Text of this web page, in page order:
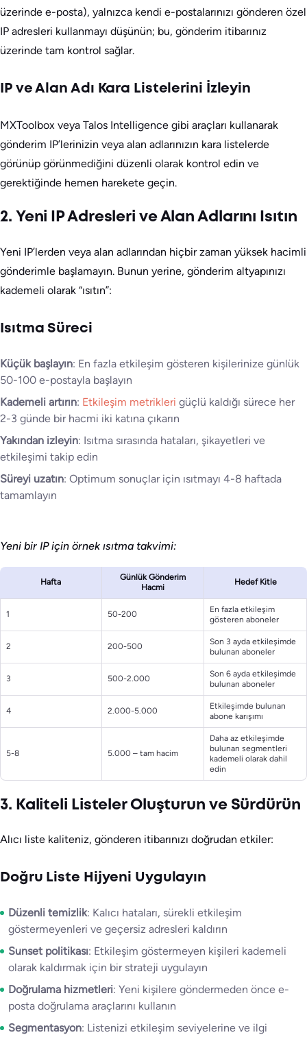
üzerinde e-posta), yalnızca kendi e-postalarınızı gönderen özel
IP adresleri kullanmayı düşünün; bu, gönderim itibarınız
üzerinde tam kontrol sağlar.
IP ve Alan Adı Kara Listelerini İzleyin
MXToolbox veya Talos Intelligence gibi araçları kullanarak
gönderim IP’lerinizin veya alan adlarınızın kara listelerde
görünüp görünmediğini düzenli olarak kontrol edin ve
gerektiğinde hemen harekete geçin.
2. Yeni IP Adresleri ve Alan Adlarını Isıtın
Yeni IP’lerden veya alan adlarından hiçbir zaman yüksek hacimli
gönderimle başlamayın. Bunun yerine, gönderim altyapınızı
kademeli olarak “ısıtın”:
Isıtma Süreci
Küçük başlayın: En fazla etkileşim gösteren kişilerinize günlük
50-100 e-postayla başlayın
Kademeli artırın: Etkileşim metrikleri güçlü kaldığı sürece her
2-3 günde bir hacmi iki katına çıkarın
Yakından izleyin: Isıtma sırasında hataları, şikayetleri ve
etkileşimi takip edin
Süreyi uzatın: Optimum sonuçlar için ısıtmayı 4-8 haftada
tamamlayın
Yeni bir IP için örnek ısıtma takvimi:
Hafta
Günlük Gönderim
Hacmi
Hedef Kitle
1 50-200
En fazla etkileşim
gösteren aboneler
2 200-500
Son 3 ayda etkileşimde
bulunan aboneler
3 500-2.000
Son 6 ayda etkileşimde
bulunan aboneler
4 2.000-5.000
Etkileşimde bulunan
abone karışımı
5-8 5.000 – tam hacim
Daha az etkileşimde
bulunan segmentleri
kademeli olarak dahil
edin
3. Kaliteli Listeler Oluşturun ve Sürdürün
Alıcı liste kaliteniz, gönderen itibarınızı doğrudan etkiler:
Doğru Liste Hijyeni Uygulayın
Düzenli temizlik: Kalıcı hataları, sürekli etkileşim
göstermeyenleri ve geçersiz adresleri kaldırın
Sunset politikası: Etkileşim göstermeyen kişileri kademeli
olarak kaldırmak için bir strateji uygulayın
Doğrulama hizmetleri: Yeni kişilere göndermeden önce e-
posta doğrulama araçlarını kullanın
Segmentasyon: Listenizi etkileşim seviyelerine ve ilgi